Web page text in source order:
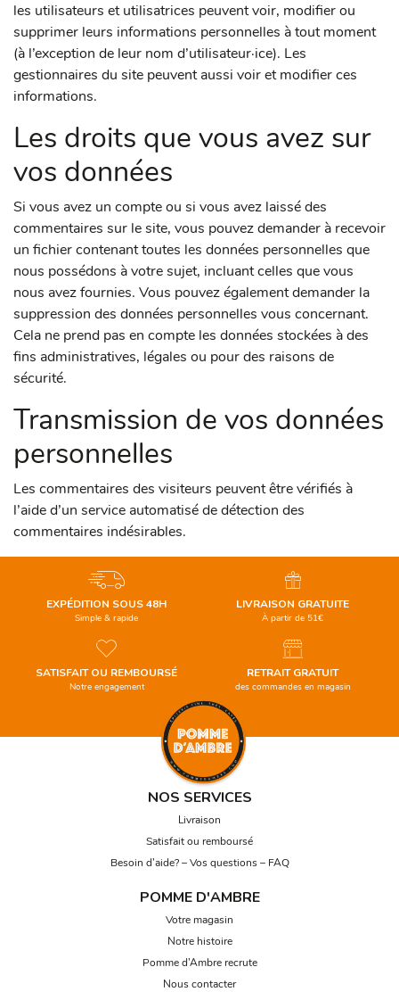
les utilisateurs et utilisatrices peuvent voir, modifier ou
supprimer leurs informations personnelles à tout moment
(à l’exception de leur nom d’utilisateur·ice). Les
gestionnaires du site peuvent aussi voir et modifier ces
informations.
Les droits que vous avez sur
vos données
Si vous avez un compte ou si vous avez laissé des
commentaires sur le site, vous pouvez demander à recevoir
un fichier contenant toutes les données personnelles que
nous possédons à votre sujet, incluant celles que vous
nous avez fournies. Vous pouvez également demander la
suppression des données personnelles vous concernant.
Cela ne prend pas en compte les données stockées à des
fins administratives, légales ou pour des raisons de
sécurité.
Transmission de vos données
personnelles
Les commentaires des visiteurs peuvent être vérifiés à
l’aide d’un service automatisé de détection des
commentaires indésirables.
EXPÉDITION SOUS 48H
Simple & rapide
SATISFAIT OU REMBOURSÉ
Notre engagement
LIVRAISON GRATUITE
À partir de 51€
RETRAIT GRATUIT
des commandes en magasin
NOS SERVICES
Livraison
Satisfait ou remboursé
Besoin d’aide? – Vos questions – FAQ
POMME D'AMBRE
Votre magasin
Notre histoire
Pomme d’Ambre recrute
Nous contacter